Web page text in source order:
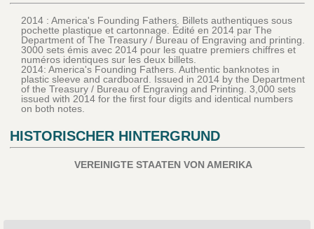
2014 : America's Founding Fathers. Billets authentiques sous
pochette plastique et cartonnage. Édité en 2014 par The
Department of The Treasury / Bureau of Engraving and printing.
3000 sets émis avec 2014 pour les quatre premiers chiffres et
numéros identiques sur les deux billets.
2014: America's Founding Fathers. Authentic banknotes in
plastic sleeve and cardboard. Issued in 2014 by the Department
of the Treasury / Bureau of Engraving and Printing. 3,000 sets
issued with 2014 for the first four digits and identical numbers
on both notes.
HISTORISCHER HINTERGRUND
VEREINIGTE STAATEN VON AMERIKA